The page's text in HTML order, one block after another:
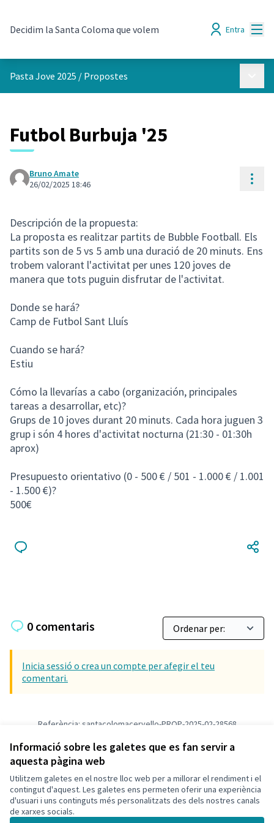
Informació sobre les galetes que es fan servir a
aquesta pàgina web
Utilitzem galetes en el nostre lloc web per a millorar el rendiment i el
contingut d'aquest. Les galetes ens permeten oferir una experiència
d'usuari i uns continguts més personalitzats des dels nostres canals
de xarxes socials.
Decidim la Santa Coloma que volem Entra
Pasta Jove 2025 / Propostes
Futbol Burbuja '25
Bruno Amate
26/02/2025 18:46
Descripción de la propuesta:
La proposta es realitzar partits de Bubble Football. Els
partits son de 5 vs 5 amb una duració de 20 minuts. Ens
trobem valorant l'activitat per unes 120 joves de
manera que tots puguin disfrutar de l'activitat.
Donde se hará?
Camp de Futbol Sant Lluís
Cuando se hará?
Estiu
Cómo la llevarías a cabo (organización, principales
tareas a desarrollar, etc)?
Grups de 10 joves durant 20 minuts. Cada hora juguen 3
grup i són 4 hores d'activitat nocturna (21:30 - 01:30h
aprox)
Presupuesto orientativo (0 - 500 € / 501 - 1.000 € / 1.001
- 1.500 €)?
500€
0 comentaris
Inicia sessió o crea un compte per afegir el teu
comentari.
Referència: santacolomacervello-PROP-2025-02-28568
Verifica l'empremta digital
Termes i condicions d'ús
Configuració de les galetes
Triar la llenguaElegir el idioma